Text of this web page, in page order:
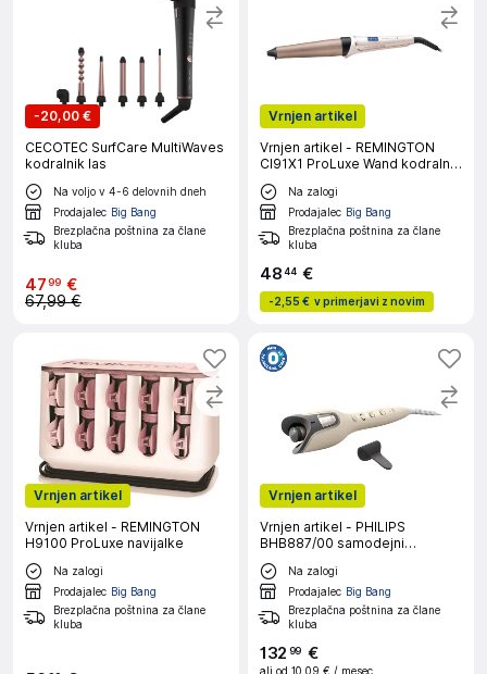
-20,00 €
CECOTEC SurfCare MultiWaves
kodralnik las
Na voljo v 4-6 delovnih dneh
Prodajalec Big Bang
Brezplačna poštnina za člane
kluba
4799 €
67,99 €
Vrnjen artikel
Vrnjen artikel - REMINGTON
CI91X1 ProLuxe Wand kodralnik
las
Na zalogi
Prodajalec Big Bang
Brezplačna poštnina za člane
kluba
4844 €
-2,55 € v primerjavi z novim
Vrnjen artikel
Vrnjen artikel - REMINGTON
H9100 ProLuxe navijalke
Na zalogi
Prodajalec Big Bang
Brezplačna poštnina za člane
kluba
Vrnjen artikel
Vrnjen artikel - PHILIPS
BHB887/00 samodejni
kodralnik las
Na zalogi
Prodajalec Big Bang
Brezplačna poštnina za člane
kluba
132 99 €
ali od 10,09 € / mesec